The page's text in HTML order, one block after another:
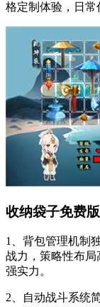
格定制体验，日常
收纳袋子免费
1、背包管理机制
战力，策略性布
强实力。
2、自动战斗系统